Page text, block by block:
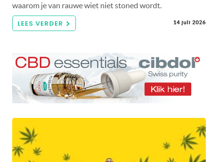
waarom je van rauwe wiet niet stoned wordt.
LEES VERDER 14 juli 2026